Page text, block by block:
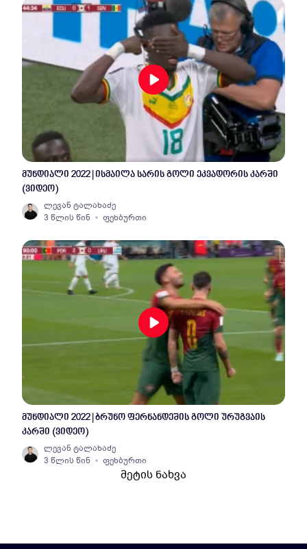
მუნდიალი 2022 | ისმაილა სარის გოლი ეკვადორის კარში
(ვიდეო)
ლევან ტალახაძე
3 წლის წინ
ფეხბურთი
მუნდიალი 2022 | ბრუნო ფერნანდეშის გოლი ურუგვაის
კარში (ვიდეო)
ლევან ტალახაძე
3 წლის წინ
ფეხბურთი
მეტის ნახვა